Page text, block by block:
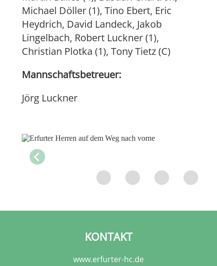
Michael Döller (1), Tino Ebert, Eric
Heydrich, David Landeck, Jakob
Lingelbach, Robert Luckner (1),
Christian Plotka (1), Tony Tietz (C)
Mannschaftsbetreuer:
Jörg Luckner
KONTAKT
www.erfurter-hc.de